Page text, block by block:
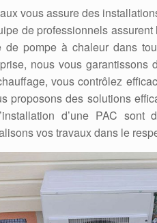
vous assure des
de professionnels
de pompe à chaleur dans
nous vous
vous contrôlez
proposons des solutions
d’une PAC
vos travaux dans le